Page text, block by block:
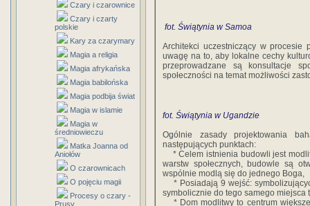
Czary i czarownice
Czary i czarty
polskie
Kary za czarymary
Magia a religia
Magia afrykańska
Magia babilońska
Magia podbija świat
Magia w islamie
Magia w
średniowieczu
Matka Joanna od
Aniołów
O czarownicach
O pojęciu magii
Procesy o czary -
Prusy
fot. Świątynia w Samoa
Architekci uczestniczący w
uwagę na to, aby lokalne cechy
przeprowadzane są konsultacje
społeczności na temat możliwości
fot. Świątynia w Ugandzie
Ogólnie zasady projektowania
następujących punktach:
* Celem istnienia budowli jest
warstw społecznych, budowle są
wspólnie modlą się do jednego Boga,
* Posiadają 9 wejść:
symbolicznie do tego samego miejsca
* Dom modlitwy to centrum